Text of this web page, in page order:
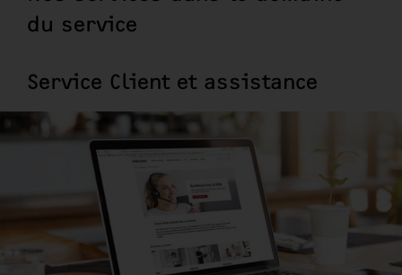
du service
Service Client et assistance